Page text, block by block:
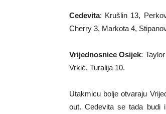
Cedevita: Krušlin 13,
Cherry 3, Markota 4,
Vrijednosnice Osijek:
Vrkić, Turalija 10.
Utakmicu bolje otvaraju
out. Cedevita se tada budi